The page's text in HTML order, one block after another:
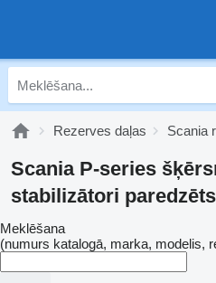
Rezerves daļas Scania
Scania P-series
stabilizātori
Meklēšana
(numurs katalogā, marka, modelis,